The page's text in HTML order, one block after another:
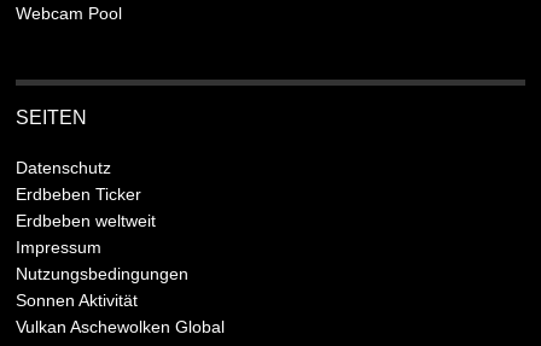
Webcam Pool
SEITEN
Datenschutz
Erdbeben Ticker
Erdbeben weltweit
Impressum
Nutzungsbedingungen
Sonnen Aktivität
Vulkan Aschewolken Global